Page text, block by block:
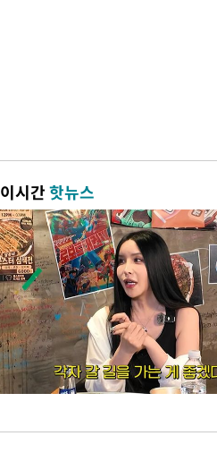
이시간핫뉴스